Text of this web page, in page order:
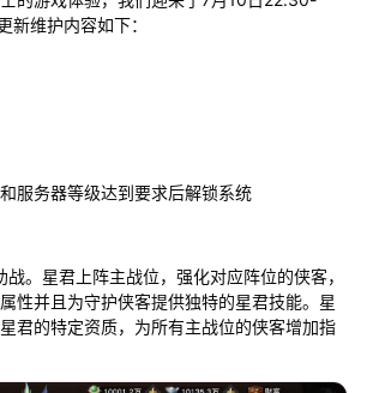
维护内容如下：
服务器等级达到要求后解锁系统
。星君上阵主战位，强化对应阵位的侠客，
性并且为守护侠客提供独特的星君技能。星
君的特定资质，为所有主战位的侠客增加指